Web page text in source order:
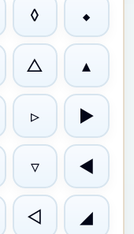
◊ ⬥
△ ▴
▹ ►
▿ ◀
◅ ◢